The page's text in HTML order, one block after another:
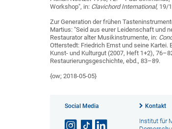
Workshop", in: Clavichord International, 19/
Zur Generation der frühen
Martius: "Seid aus eurer Leidenschaft und
Restaurator alter Musikinstrumente, in:
Otterstedt: Friedrich Ernst und seine Kartei.
Kunst- und Kulturgut (2007, Heft 1+2),
Restaurierungsgeschichte, ebd., 83–89.
{ow; 2018-05-05}
Social Media Kontakt
Institut für